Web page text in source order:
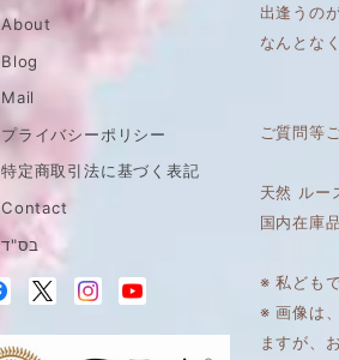
About
Blog
Mail
プライバシーポリシー
特定商取引法に基づく表記
Contact
בס"ד
出逢うの
なんとな
ご質問等
天然 ルー
国内在庫品
※ 私ども
※ 画像は
ますが、